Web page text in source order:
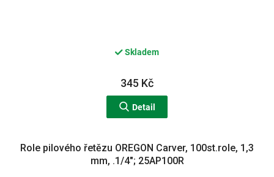
Skladem
345 Kč
Detail
Role pilového řetězu OREGON Carver, 100st.role, 1,3
mm, .1/4"; 25AP100R